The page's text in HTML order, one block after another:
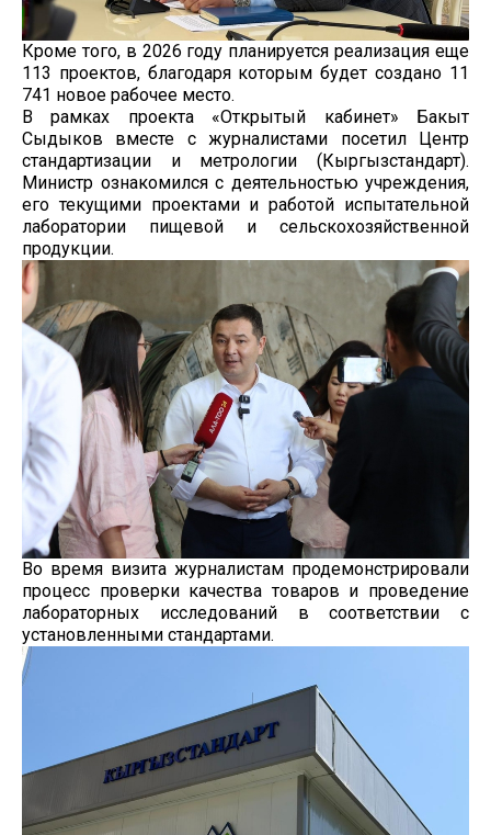
Кроме того, в 2026 году планируется реализация еще
113 проектов, благодаря которым будет создано 11
741 новое рабочее место.
В рамках проекта «Открытый кабинет» Бакыт
Сыдыков вместе с журналистами посетил Центр
стандартизации и метрологии (Кыргызстандарт).
Министр ознакомился с деятельностью учреждения,
его текущими проектами и работой испытательной
лаборатории пищевой и сельскохозяйственной
продукции.
Во время визита журналистам продемонстрировали
процесс проверки качества товаров и проведение
лабораторных исследований в соответствии с
установленными стандартами.